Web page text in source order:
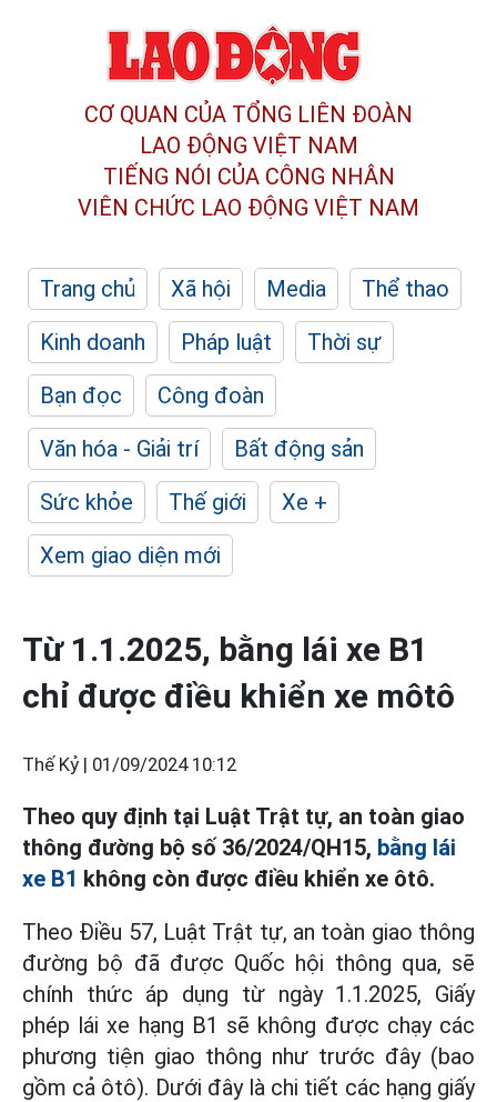
CƠ QUAN CỦA TỔNG LIÊN ĐOÀN
LAO ĐỘNG VIỆT NAM
TIẾNG NÓI CỦA CÔNG NHÂN
VIÊN CHỨC LAO ĐỘNG VIỆT NAM
Trang chủ Xã hội Media
Thể thao
Kinh doanh
Pháp luật
Thời sự
Bạn đọc
Công đoàn
Văn hóa - Giải trí
Bất động sản
Sức khỏe
Thế giới
Xe +
Xem giao diện mới
Từ 1.1.2025, bằng lái xe B1
chỉ được điều khiển xe môtô
Thế Kỷ | 01/09/2024 10:12
Theo quy định tại Luật Trật tự, an toàn giao
thông đường bộ số 36/2024/QH15, bằng lái
xe B1 không còn được điều khiển xe ôtô.
Theo Điều 57, Luật Trật tự, an toàn giao thông
đường bộ đã được Quốc hội thông qua, sẽ
chính thức áp dụng từ ngày 1.1.2025, Giấy
phép lái xe hạng B1 sẽ không được chạy các
phương tiện giao thông như trước đây (bao
gồm cả ôtô). Dưới đây là chi tiết các hạng giấy